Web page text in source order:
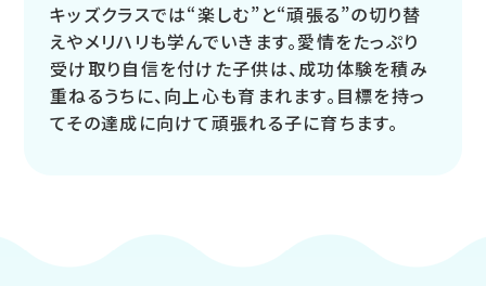
キッズクラスでは“楽しむ”と“頑張る”の切り替
えやメリハリも学んでいきます。愛情をたっぷり
受け取り自信を付けた子供は、成功体験を積み
重ねるうちに、向上心も育まれます。目標を持っ
てその達成に向けて頑張れる子に育ちます。